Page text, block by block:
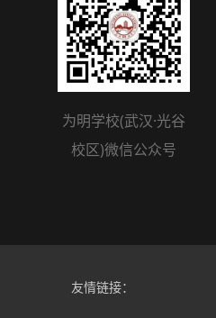
为明学校(武汉·光谷
校区)微信公众号
友情链接：